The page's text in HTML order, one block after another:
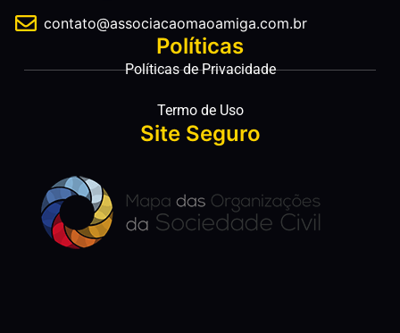
contato@associacaomaoamiga.com.br
Políticas
Políticas de Privacidade
Termo de Uso
Site Seguro